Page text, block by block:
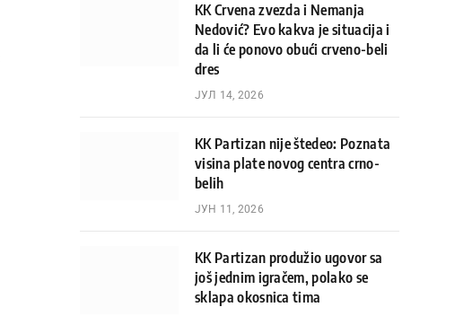
KK Crvena zvezda i Nemanja
Nedović? Evo kakva je situacija i
da li će ponovo obući crveno-beli
dres
ЈУЛ 14, 2026
KK Partizan nije štedeo: Poznata
visina plate novog centra crno-
belih
ЈУН 11, 2026
KK Partizan produžio ugovor sa
još jednim igračem, polako se
sklapa okosnica tima